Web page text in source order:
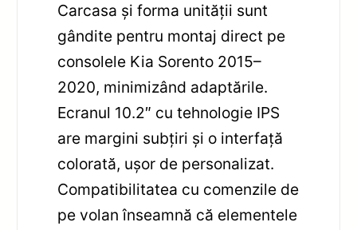
Carcasa și forma unității sunt
gândite pentru montaj direct pe
consolele Kia Sorento 2015–
2020, minimizând adaptările.
Ecranul 10.2″ cu tehnologie IPS
are margini subțiri și o interfață
colorată, ușor de personalizat.
Compatibilitatea cu comenzile de
pe volan înseamnă că elementele